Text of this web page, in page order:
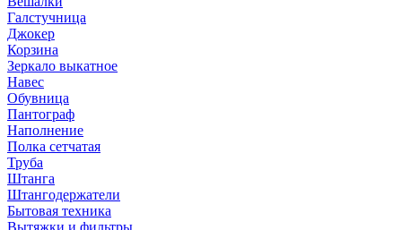
Галстучница
Джокер
Корзина
Зеркало выкатное
Навес
Обувница
Пантограф
Наполнение
Полка сетчатая
Труба
Штанга
Штангодержатели
Бытовая техника
Вытяжки и фильтры